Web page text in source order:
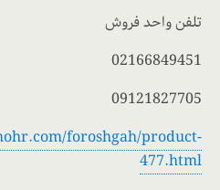
تلفن واحد فروش
02166849451
09121827705
foroshgah/product-
477.html